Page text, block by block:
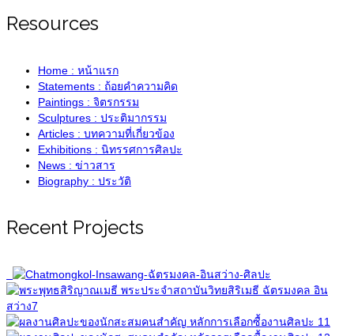
Resources
Home : หน้าแรก
Statements : ถ้อยคำความคิด
Paintings : จิตรกรรม
Sculptures : ประติมากรรม
Articles : บทความที่เกี่ยวข้อง
Exhibitions : นิทรรศการศิลปะ
News : ข่าวสาร
Biography : ประวัติ
Recent Projects